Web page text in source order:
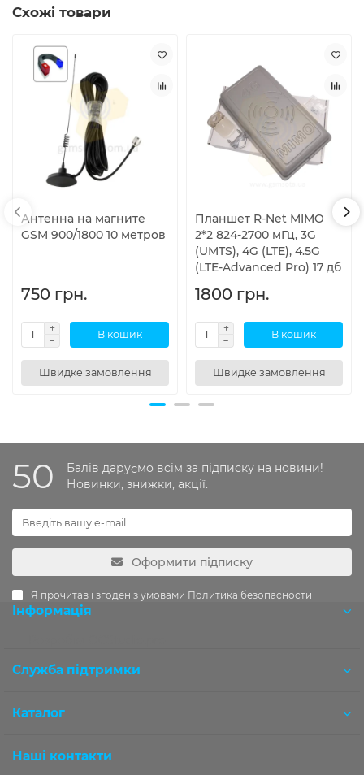
Схожі товари
Антенна на магните
GSM 900/1800 10 метров
750 грн.
В кошик
Швидке замовлення
Планшет R-Net MIMO
2*2 824-2700 мГц, 3G
(UMTS), 4G (LTE), 4.5G
(LTE-Advanced Pro) 17 дб
1800 грн.
В кошик
Швидке замовлення
50
Балів даруємо всім за підписку на новини!
Новинки, знижки, акції.
Оформити підписку
Я прочитав і згоден з умовами Политика безопасности
Інформація
Служба підтримки
Каталог
Наші контакти